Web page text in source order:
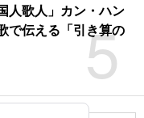
5
人歌人」カン・ハン
で伝える「引き算の